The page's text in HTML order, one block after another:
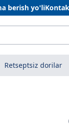
berish yo'li
Retseptsiz dorilar